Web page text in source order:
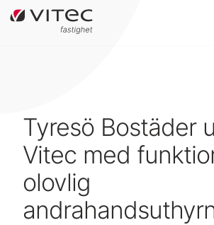
Tyresö Bostäder
Vitec med
olovlig